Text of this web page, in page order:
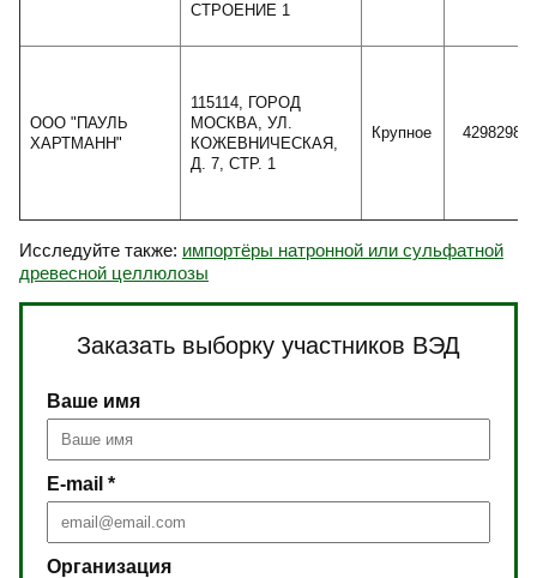
СТРОЕНИЕ 1
ООО "ПАУЛЬ
ХАРТМАНН"
115114, ГОРОД
МОСКВА, УЛ.
КОЖЕВНИЧЕСКАЯ,
Д. 7, СТР. 1
Крупное 4298298
Исследуйте также: импортёры натронной или сульфатной
древесной целлюлозы
Заказать выборку участников ВЭД
Ваше имя
E-mail *
Организация